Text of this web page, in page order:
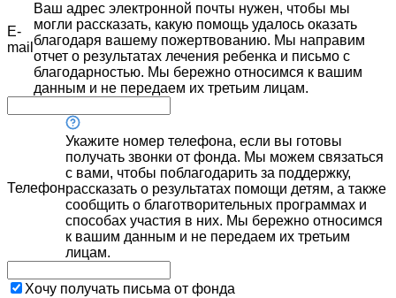
E-
mail
Ваш адрес электронной почты нужен, чтобы мы
могли рассказать, какую помощь удалось оказать
благодаря вашему пожертвованию. Мы направим
отчет о результатах лечения ребенка и письмо с
благодарностью. Мы бережно относимся к вашим
данным и не передаем их третьим лицам.
Телефон
Укажите номер телефона, если вы готовы
получать звонки от фонда. Мы можем связаться
с вами, чтобы поблагодарить за поддержку,
рассказать о результатах помощи детям, а также
сообщить о благотворительных программах и
способах участия в них. Мы бережно относимся
к вашим данным и не передаем их третьим
лицам.
Хочу получать письма от фонда